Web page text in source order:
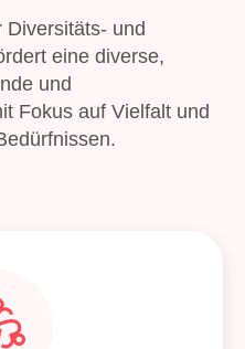
Diversitäts- und
eine diverse,
und
Fokus auf Vielfalt und